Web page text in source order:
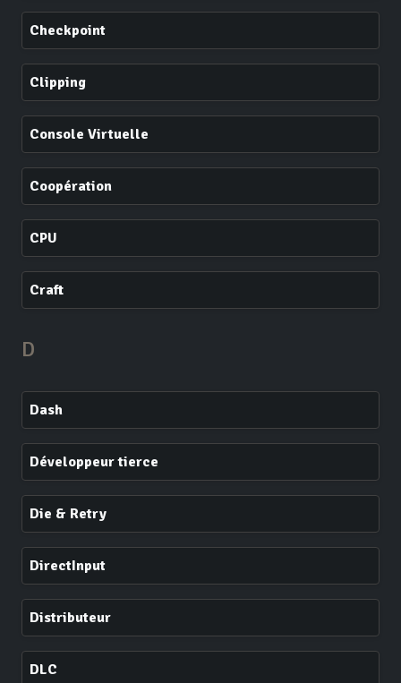
Checkpoint
Clipping
Console Virtuelle
Coopération
CPU
Craft
D
Dash
Développeur tierce
Die & Retry
DirectInput
Distributeur
DLC